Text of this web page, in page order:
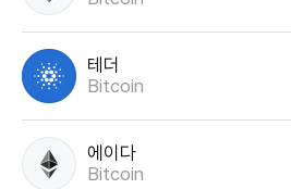
테더
Bitcoin
에이다
Bitcoin